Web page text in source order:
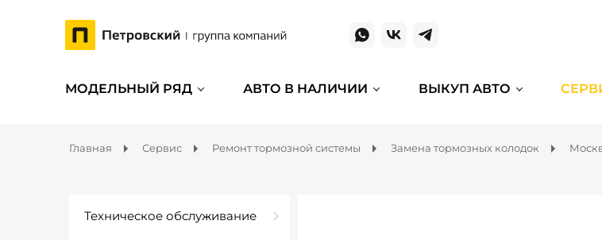
МОДЕЛЬНЫЙ РЯД АВТО В НАЛИЧИИ ВЫКУП АВТО
Главная Сервис Ремонт тормозной системы Замена тормозных колодок
Техническое обслуживание